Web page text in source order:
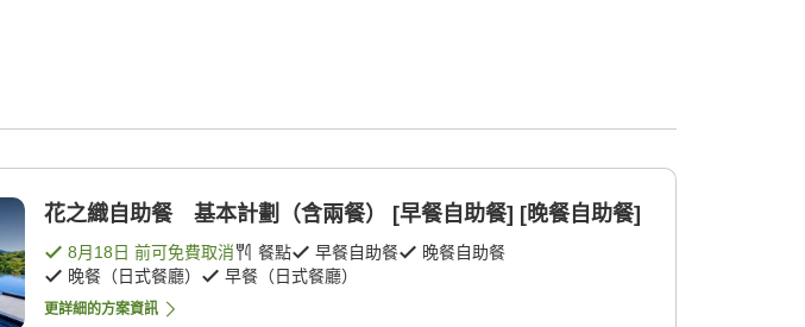
花之織自助餐 基本計劃（含兩餐） [早餐自助餐] [晚餐自助餐]
8月18日 前可免費取消 餐點 早餐自助餐
晚餐自助餐
晚餐（日式餐廳）
早餐（日式餐廳）
更詳細的方案資訊